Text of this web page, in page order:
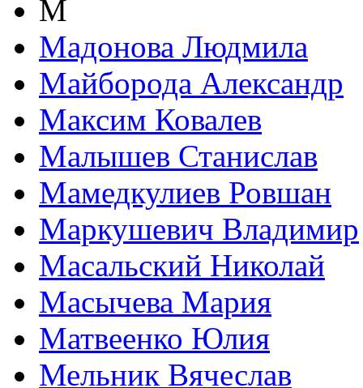
М
Мадонова Людмила
Майборода Александр
Максим Ковалев
Малышев Станислав
Мамедкулиев Ровшан
Маркушевич Владимир
Масальский Николай
Масычева Мария
Матвеенко Юлия
Мельник Вячеслав